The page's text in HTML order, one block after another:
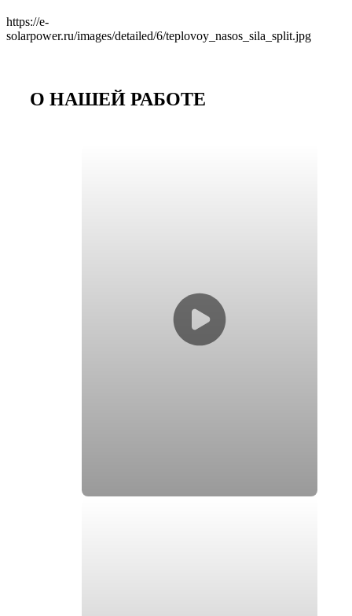
https://e-
solarpower.ru/images/detailed/6/teplovoy_nasos_sila_split.jpg
О НАШЕЙ РАБОТЕ